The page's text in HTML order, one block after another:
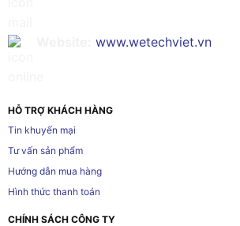
www.wetechviet.vn
HỖ TRỢ KHÁCH HÀNG
Tin khuyến mại
Tư vấn sản phẩm
Hướng dẫn mua hàng
Hình thức thanh toán
CHÍNH SÁCH CÔNG TY